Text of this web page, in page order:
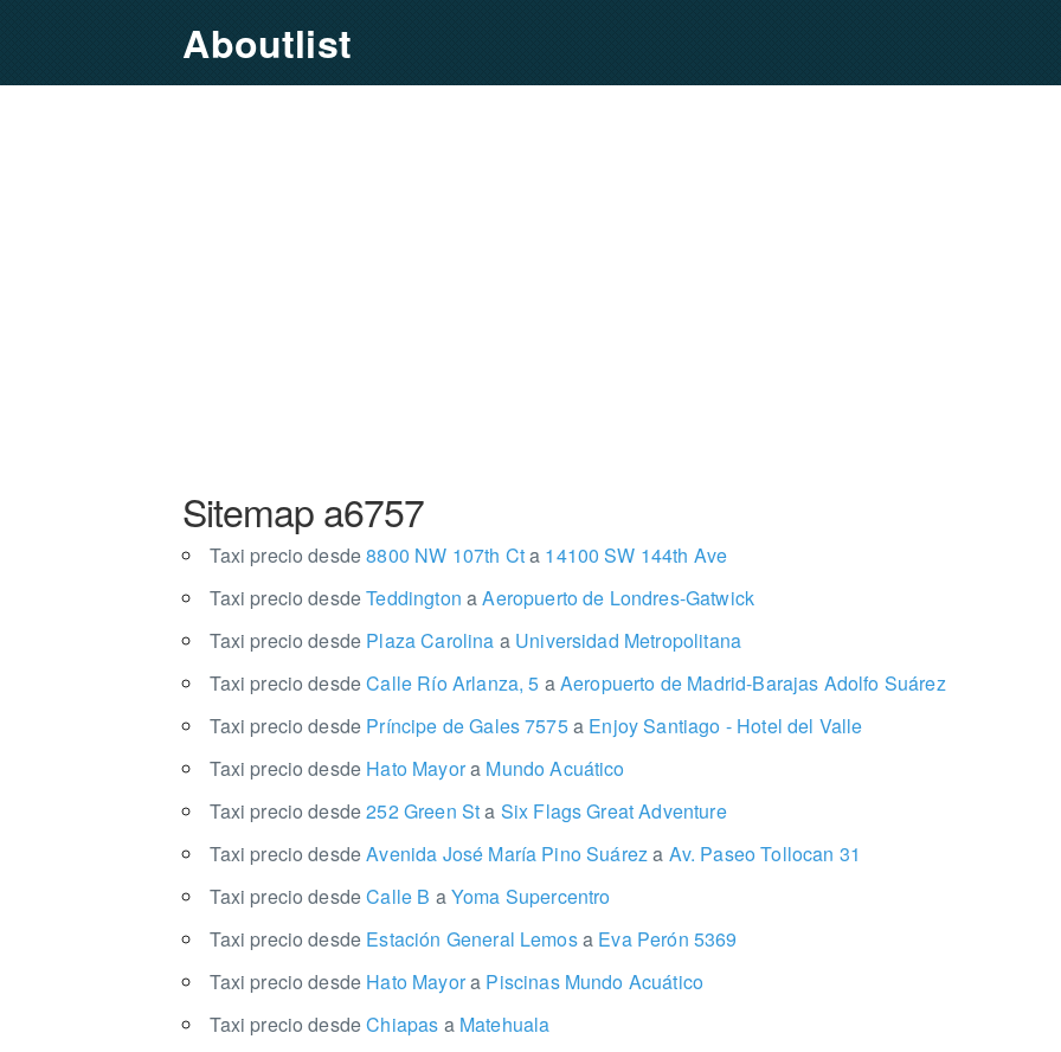
Aboutlist
Sitemap a6757
Taxi precio desde8800 NW 107th Cta 14100 SW 144th Ave
Taxi precio desdeTeddingtonaAeropuerto de Londres-Gatwick
Taxi precio desde Plaza Carolina aUniversidad Metropolitana
Taxi precio desdeCalle Río Arlanza, 5 aAeropuerto de Madrid-Barajas Adolfo Suárez
Taxi precio desde Príncipe de Gales 7575a Enjoy Santiago - Hotel del Valle
Taxi precio desde Hato Mayora Mundo Acuático
Taxi precio desde252 Green Sta Six Flags Great Adventure
Taxi precio desdeAvenida José María Pino Suáreza Av. Paseo Tollocan 31
Taxi precio desdeCalle B aYoma Supercentro
Taxi precio desde Estación General Lemosa Eva Perón 5369
Taxi precio desde Hato Mayora Piscinas Mundo Acuático
Taxi precio desdeChiapas aMatehuala